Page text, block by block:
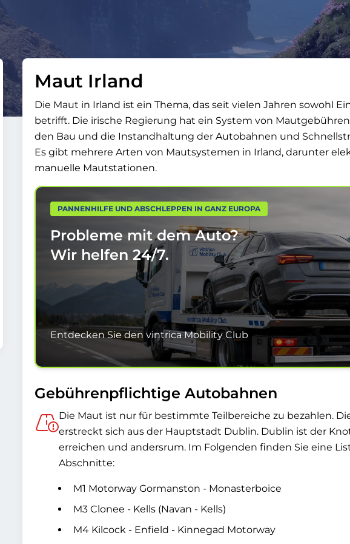
Maut Irland
Die Maut in Irland ist ein Thema, das seit vielen Jahren sowohl
betrifft. Die irische Regierung hat ein System von
den Bau und die Instandhaltung der Autobahnen und
Es gibt mehrere Arten von Mautsystemen in Irland, darunter
manuelle Mautstationen.
PANNENHILFE UND ABSCHLEPPEN IN GANZ EUROPA
Probleme mit dem Auto?
Wir helfen24/7.
Entdecken Sie den vintrica Mobility Club
Gebührenpflichtige Autobahnen
Die Maut ist nur für bestimmte Teilbereiche zu bezahlen.
erstreckt sich aus der Hauptstadt Dublin. Dublin ist der
erreichen und andersrum. Im Folgenden finden Sie eine
Abschnitte:
M1 Motorway Gormanston - Monasterboice
M3 Clonee - Kells (Navan - Kells)
M4 Kilcock - Enfield - Kinnegad Motorway